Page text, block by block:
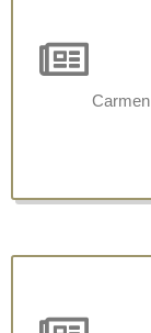
Carmen